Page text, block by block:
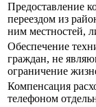
Предоставление
переездом из
ним местностей,
Обеспечение
граждан, не
ограничение
Компенсация
телефоном